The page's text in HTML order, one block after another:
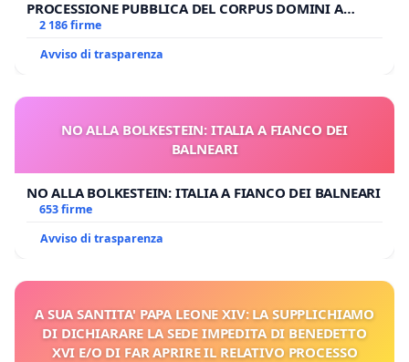
PROCESSIONE PUBBLICA DEL CORPUS DOMINI A
MILANO
2 186 firme
Avviso di trasparenza
NO ALLA BOLKESTEIN: ITALIA A FIANCO DEI
BALNEARI
NO ALLA BOLKESTEIN: ITALIA A FIANCO DEI BALNEARI
653 firme
Avviso di trasparenza
A SUA SANTITA' PAPA LEONE XIV: LA SUPPLICHIAMO
DI DICHIARARE LA SEDE IMPEDITA DI BENEDETTO
XVI E/O DI FAR APRIRE IL RELATIVO PROCESSO